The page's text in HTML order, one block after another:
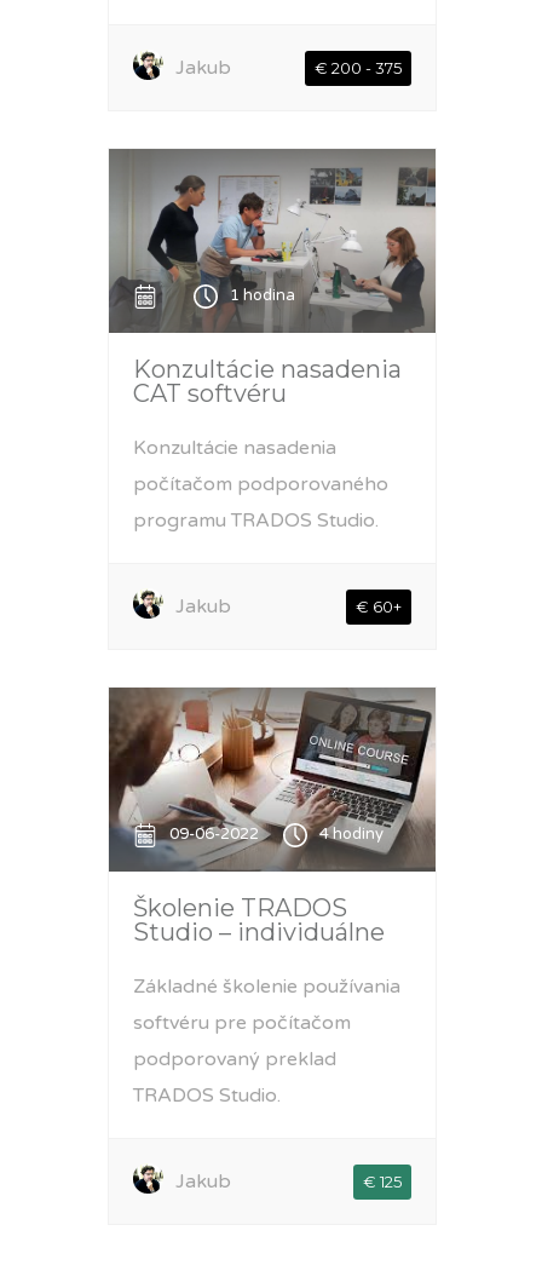
Jakub € 200 - 375
1 hodina
Konzultácie nasadenia
CAT softvéru
Konzultácie nasadenia
počítačom podporovaného
programu TRADOS Studio.
Jakub € 60+
09-06-2022 4 hodiny
Školenie TRADOS
Studio – individuálne
Základné školenie používania
softvéru pre počítačom
podporovaný preklad
TRADOS Studio.
Jakub € 125